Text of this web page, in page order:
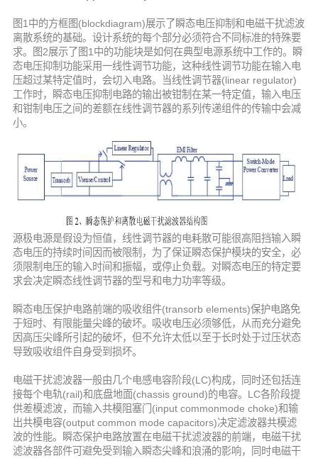
图1中的方框图(blockdiagram)展示了瞬态电压抑制和电磁干扰滤波
离散系统的基础。设计系统的每个部分必须符合不同标准的特殊要
求。图2展示了图1中的功能块是如何在典型电源系统中工作的。瞬
态电压抑制功能采用一线性调节功能，这种线性调节功能在输入电
压超过某特定值时，会切入电路。当线性调节器(linear regulator)
工作时，瞬态电压抑制电路的输出被钳制在某一特定值，输入电压
和钳制电压之间的差额在线性调节器的系列传递组件的传输中会减
小。
源极电源是假设为恒值，线性调节器的电耗散可能很高阻挡输入瞬
态电压的持续时间因而被限制，为了保证瞬态保护模块的安全，必
须限制电压的输入时间和振幅，或停止负载。对瞬态电压的特定要
求会决定瞬态线性调节器的型号和电力功率等级。
瞬态电压保护电路前端的吸收组件(transorb elements)保护电路免
于短时、有限能量尖峰的破坏。吸收电压必须够低，从而充分避免
因高压尖峰所引起的破坏，但不允许太低以至于长时处于过压状态
导致吸收组件自身受到损坏。
电磁干扰滤波器一般由几个电感电容阶段(LC)构成，同时还包括连
接每个电轨(rail)和底盘地面(chassis ground)的电容。LC各阶段提
供差模滤波，而输入共模阻塞门(input commonmode choke)和输
出共模电容(output common mode capacitors)决定滤波器共模滤
波的性能。瞬态保护电路放置在电磁干扰滤波器的前端，电磁干扰
滤波器各部件可避免受到输入瞬态尖峰和浪涌的影响，同时电磁干